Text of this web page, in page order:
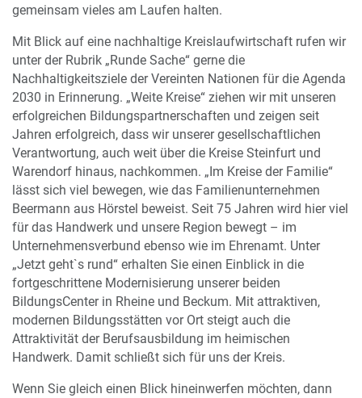
gemeinsam vieles am Laufen halten.
Mit Blick auf eine nachhaltige Kreislaufwirtschaft rufen wir
unter der Rubrik „Runde Sache“ gerne die
Nachhaltigkeitsziele der Vereinten Nationen für die Agenda
2030 in Erinnerung. „Weite Kreise“ ziehen wir mit unseren
erfolgreichen Bildungspartnerschaften und zeigen seit
Jahren erfolgreich, dass wir unserer gesellschaftlichen
Verantwortung, auch weit über die Kreise Steinfurt und
Warendorf hinaus, nachkommen. „Im Kreise der Familie“
lässt sich viel bewegen, wie das Familienunternehmen
Beermann aus Hörstel beweist. Seit 75 Jahren wird hier viel
für das Handwerk und unsere Region bewegt – im
Unternehmensverbund ebenso wie im Ehrenamt. Unter
„Jetzt geht`s rund“ erhalten Sie einen Einblick in die
fortgeschrittene Modernisierung unserer beiden
BildungsCenter in Rheine und Beckum. Mit attraktiven,
modernen Bildungsstätten vor Ort steigt auch die
Attraktivität der Berufsausbildung im heimischen
Handwerk. Damit schließt sich für uns der Kreis.
Wenn Sie gleich einen Blick hineinwerfen möchten, dann